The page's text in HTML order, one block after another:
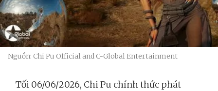
Nguồn: Chi Pu Official and C-Global Entertainment
Tối 06/06/2026, Chi Pu chính thức phát